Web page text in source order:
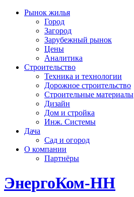
Рынок жилья
Город
Загород
Зарубежный рынок
Цены
Аналитика
Строительство
Техника и технологии
Дорожное строительство
Строительные материалы
Дизайн
Дом и стройка
Инж. Системы
Дача
Сад и огород
О компании
Партнёры
ЭнергоКом-НН